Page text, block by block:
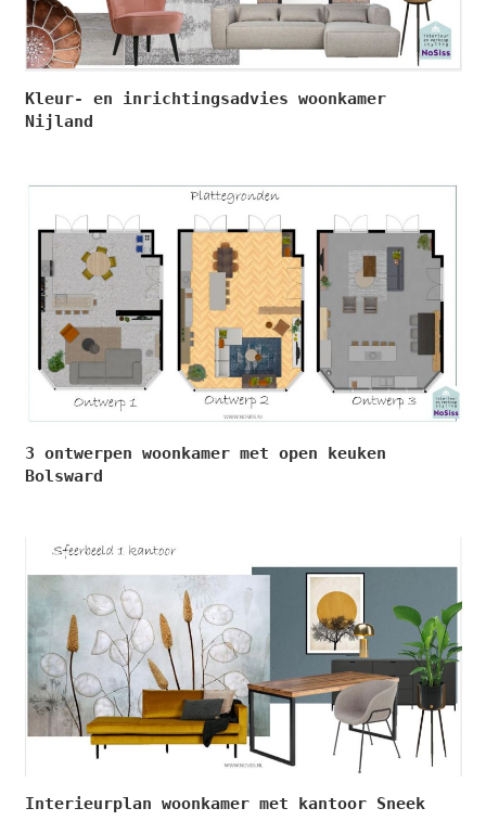
Kleur- en inrichtingsadvies woonkamer
Nijland
3 ontwerpen woonkamer met open keuken
Bolsward
Interieurplan woonkamer met kantoor Sneek